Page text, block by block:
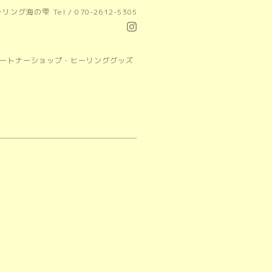
ング海の雫 Tel / 070-2612-5305
トナーショップ・ヒーリンググッズ